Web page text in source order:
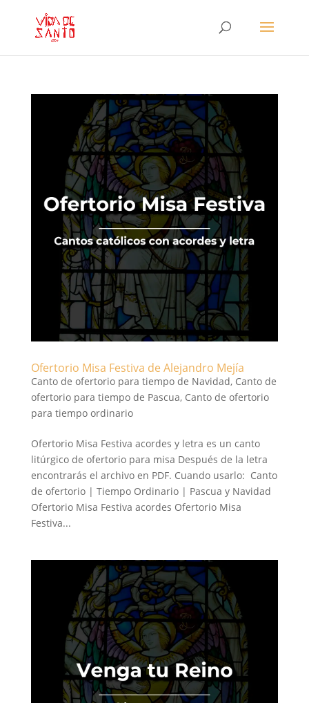
Ofertorio Misa Festiva de Alejandro Mejía
Canto de ofertorio para tiempo de Navidad, Canto de
ofertorio para tiempo de Pascua, Canto de ofertorio
para tiempo ordinario
Ofertorio Misa Festiva acordes y letra es un canto
litúrgico de ofertorio para misa Después de la letra
encontrarás el archivo en PDF. Cuando usarlo: Canto
de ofertorio | Tiempo Ordinario | Pascua y Navidad
Ofertorio Misa Festiva acordes Ofertorio Misa
Festiva...